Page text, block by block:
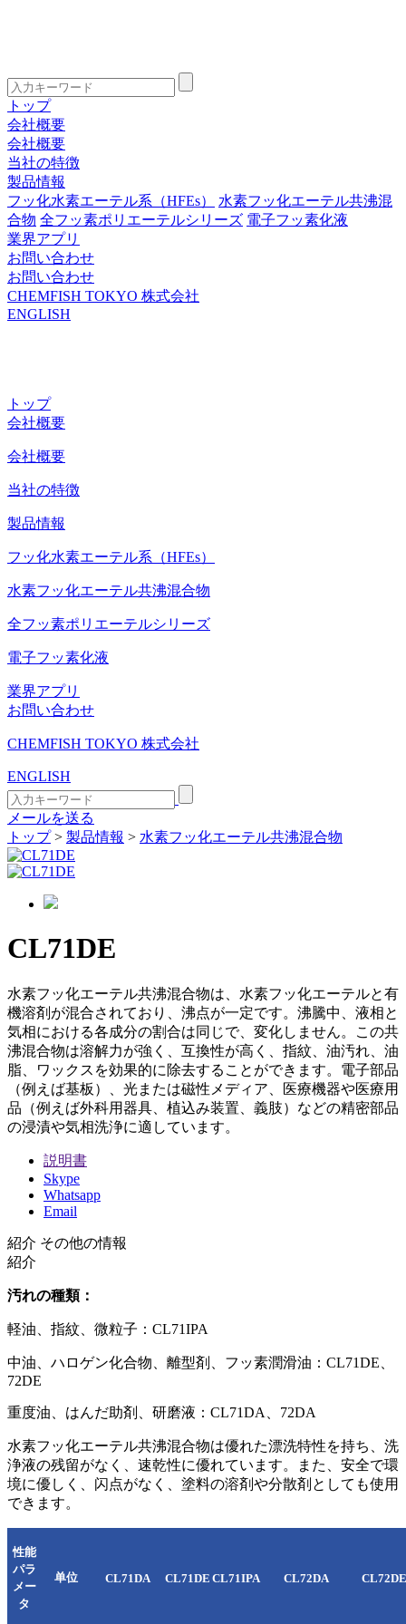
トップ
会社概要
会社概要
当社の特徴
製品情報
フッ化水素エーテル系（HFEs）
水素フッ化エーテル共沸混
合物 全フッ素ポリエーテルシリーズ 電子フッ素化液
業界アプリ
お問い合わせ
お問い合わせ
CHEMFISH TOKYO 株式会社
ENGLISH
トップ
会社概要
会社概要
当社の特徴
製品情報
フッ化水素エーテル系（HFEs）
水素フッ化エーテル共沸混合物
全フッ素ポリエーテルシリーズ
電子フッ素化液
業界アプリ
お問い合わせ
CHEMFISH TOKYO 株式会社
ENGLISH
メールを送る
トップ> 製品情報 > 水素フッ化エーテル共沸混合物
CL71DE
水素フッ化エーテル共沸混合物は、水素フッ化エーテルと有
機溶剤が混合されており、沸点が一定です。沸騰中、液相と
気相における各成分の割合は同じで、変化しません。この共
沸混合物は溶解力が強く、互換性が高く、指紋、油汚れ、油
脂、ワックスを効果的に除去することができます。電子部品
（例えば基板）、光または磁性メディア、医療機器や医療用
品（例えば外科用器具、植込み装置、義肢）などの精密部品
の浸漬や気相洗浄に適しています。
説明書
Skype
Whatsapp
Email
紹介 その他の情報
紹介
汚れの種類：
軽油、指紋、微粒子：CL71IPA
中油、ハロゲン化合物、離型剤、フッ素潤滑油：CL71DE、
72DE
重度油、はんだ助剤、研磨液：CL71DA、72DA
水素フッ化エーテル共沸混合物は優れた漂洗特性を持ち、洗
浄液の残留がなく、速乾性に優れています。また、安全で環
境に優しく、闪点がなく、塗料の溶剤や分散剤としても使用
できます。
性能
パラ
メー
タ
单位 CL71DA CL71DE CL71IPA CL72DA CL72DE